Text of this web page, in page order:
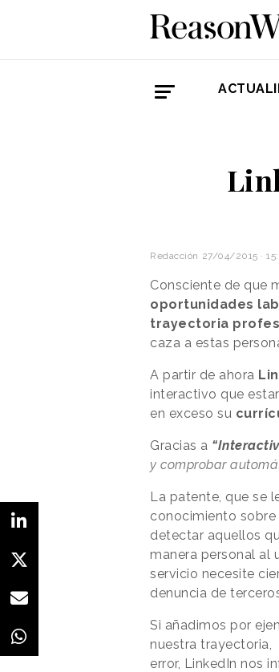
Redacción 27/04/2015 ·
Consciente de que
oportunidades
trayectoria
caza a estas
A partir de ahora
interactivo que
en exceso su
Gracias a
y comprobar
La patente, que se
conocimiento sobre
detectar aquellos
manera personal al
servicio necesite
denuncia de
Si añadimos por
nuestra trayectoria,
error, LinkedIn nos